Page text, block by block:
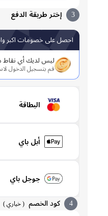
إختر طريقة الدفع
احصل على خصومات اكبر واستخدم
ليس لديك أي نقاط متاحة
قم بتسجيل الدخول لاستخدام
البطاقة
أبل باي
جوجل باي
كود الخصم (خياري )